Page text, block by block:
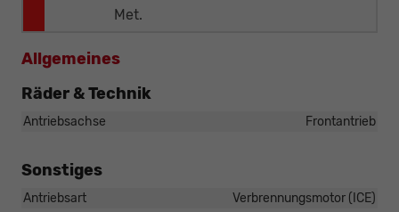
Met.
Allgemeines
Räder & Technik
Antriebsachse Frontantrieb
Sonstiges
Antriebsart
Verbrennungsmotor (ICE)